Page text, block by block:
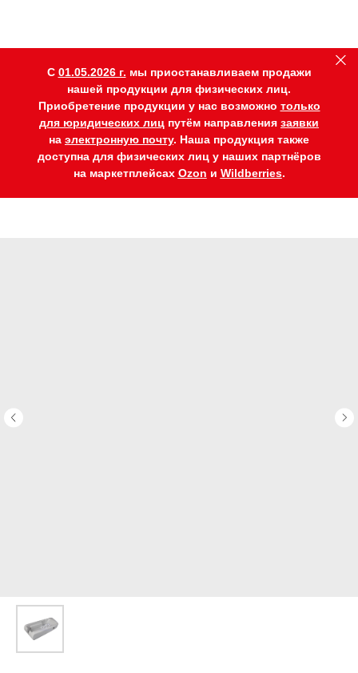
C 01.05.2026 г. мы приостанавливаем продажи
нашей продукции для физических лиц.
Приобретение продукции у нас возможно только
для юридических лиц путём направления заявки
на электронную почту. Наша продукция также
доступна для физических лиц у наших партнёров
на маркетплейсах Ozon и Wildberries.